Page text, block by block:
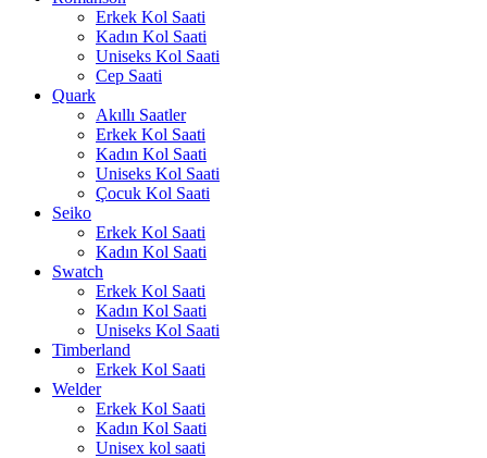
Erkek Kol Saati
Kadın Kol Saati
Uniseks Kol Saati
Cep Saati
Quark
Akıllı Saatler
Erkek Kol Saati
Kadın Kol Saati
Uniseks Kol Saati
Çocuk Kol Saati
Seiko
Erkek Kol Saati
Kadın Kol Saati
Swatch
Erkek Kol Saati
Kadın Kol Saati
Uniseks Kol Saati
Timberland
Erkek Kol Saati
Welder
Erkek Kol Saati
Kadın Kol Saati
Unisex kol saati